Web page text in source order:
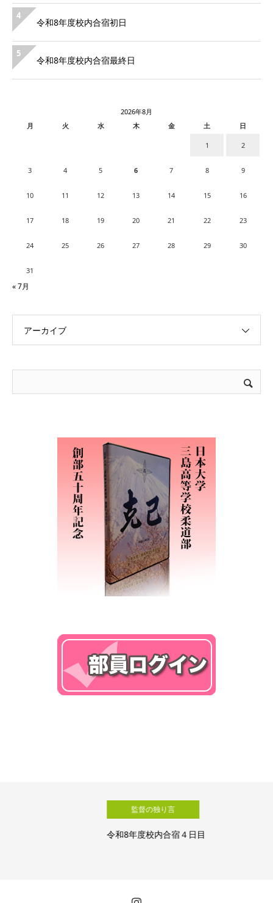
4
令和8年度校内合宿初日
5
令和8年度校内合宿最終日
2026年8月
月
火 水 木 金 土 日
1 2
3 4 5 6 7 8 9
10 11 12 13 14 15 16
17 18 19 20 21 22 23
24 25 26 27 28 29 30
31
« 7月
アーカイブ
令和8年度校内合宿４日目